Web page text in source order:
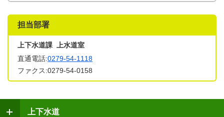
担当部署
上下水道課 上水道室
直通電話:0279-54-1118
ファクス:0279-54-0158
上下水道